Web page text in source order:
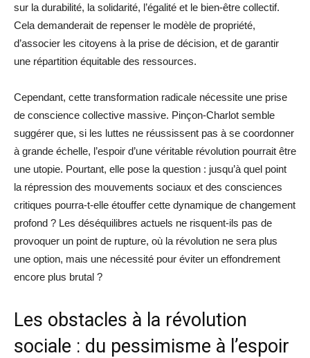
sur la durabilité, la solidarité, l’égalité et le bien-être collectif.
Cela demanderait de repenser le modèle de propriété,
d’associer les citoyens à la prise de décision, et de garantir
une répartition équitable des ressources.
Cependant, cette transformation radicale nécessite une prise
de conscience collective massive. Pinçon-Charlot semble
suggérer que, si les luttes ne réussissent pas à se coordonner
à grande échelle, l’espoir d’une véritable révolution pourrait être
une utopie. Pourtant, elle pose la question : jusqu’à quel point
la répression des mouvements sociaux et des consciences
critiques pourra-t-elle étouffer cette dynamique de changement
profond ? Les déséquilibres actuels ne risquent-ils pas de
provoquer un point de rupture, où la révolution ne sera plus
une option, mais une nécessité pour éviter un effondrement
encore plus brutal ?
Les obstacles à la révolution
sociale : du pessimisme à l’espoir